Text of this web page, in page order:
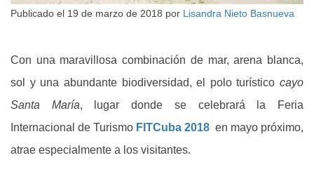
Publicado el 19 de marzo de 2018 por Lisandra Nieto Basnueva
Con una maravillosa combinación de mar, arena blanca,
sol y una abundante biodiversidad, el polo turístico cayo
Santa María, lugar donde se celebrará la Feria
Internacional de Turismo FITCuba 2018 en mayo próximo,
atrae especialmente a los visitantes.